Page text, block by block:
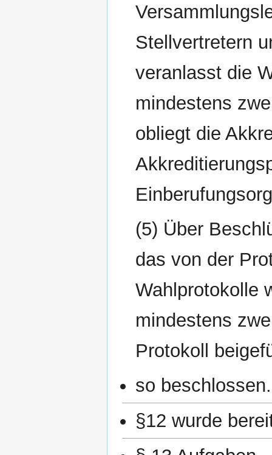
Stellvertretern
veranlasst die
mindestens
obliegt die
(5) Über
das von der
Wahlprotokolle
mindestens
Protokoll
so beschlossen.
§12 wurde